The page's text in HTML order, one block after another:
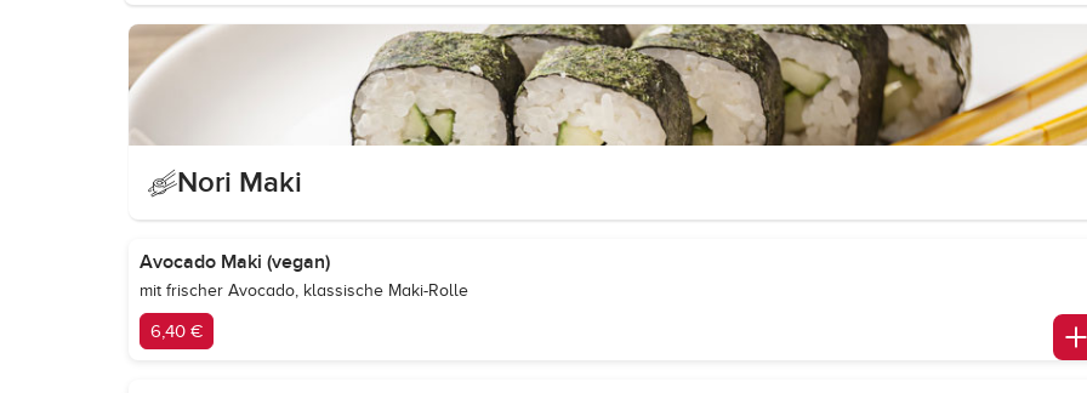
Nori Maki
Avocado Maki (vegan)
mit frischer Avocado, klassische Maki-Rolle
6,40 €